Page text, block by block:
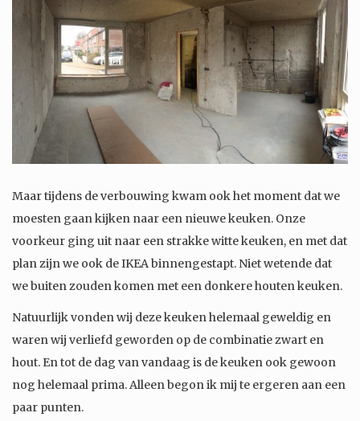
Maar tijdens de verbouwing kwam ook het moment dat we
moesten gaan kijken naar een nieuwe keuken. Onze
voorkeur ging uit naar een strakke witte keuken, en met dat
plan zijn we ook de IKEA binnengestapt. Niet wetende dat
we buiten zouden komen met een donkere houten keuken.
Natuurlijk vonden wij deze keuken helemaal geweldig en
waren wij verliefd geworden op de combinatie zwart en
hout. En tot de dag van vandaag is de keuken ook gewoon
nog helemaal prima. Alleen begon ik mij te ergeren aan een
paar punten.